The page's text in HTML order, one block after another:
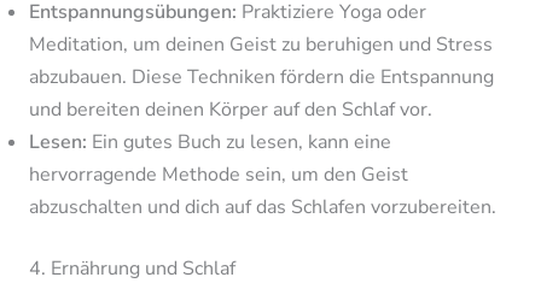
Entspannungsübungen: Praktiziere Yoga oder
Meditation, um deinen Geist zu beruhigen und Stress
abzubauen. Diese Techniken fördern die Entspannung
und bereiten deinen Körper auf den Schlaf vor.
Lesen: Ein gutes Buch zu lesen, kann eine
hervorragende Methode sein, um den Geist
abzuschalten und dich auf das Schlafen vorzubereiten.
4. Ernährung und Schlaf